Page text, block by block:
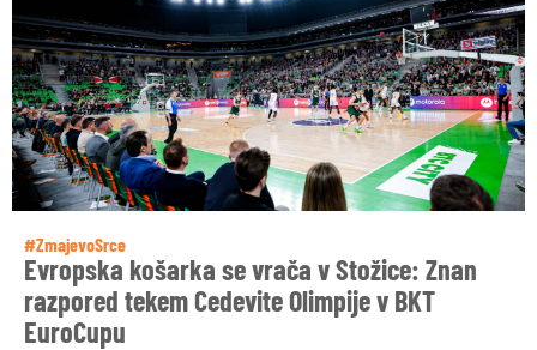
#ZmajevoSrce
Evropska košarka se vrača v Stožice: Znan
razpored tekem Cedevite Olimpije v BKT
EuroCupu